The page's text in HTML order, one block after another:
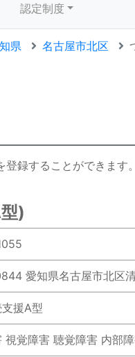
認定制度
県 名古屋市北区
録することができます。
)
愛知県名古屋市北区
援A型
視覚障害 聴覚障害 内部